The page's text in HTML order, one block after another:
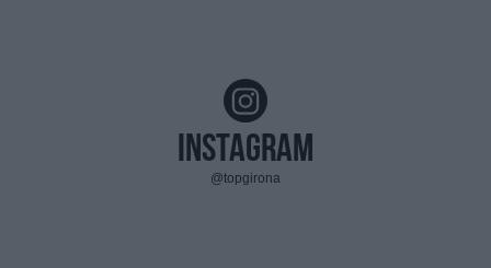
Instagram
@topgirona